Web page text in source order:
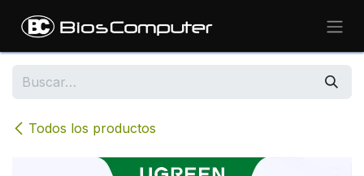
Todos los productos